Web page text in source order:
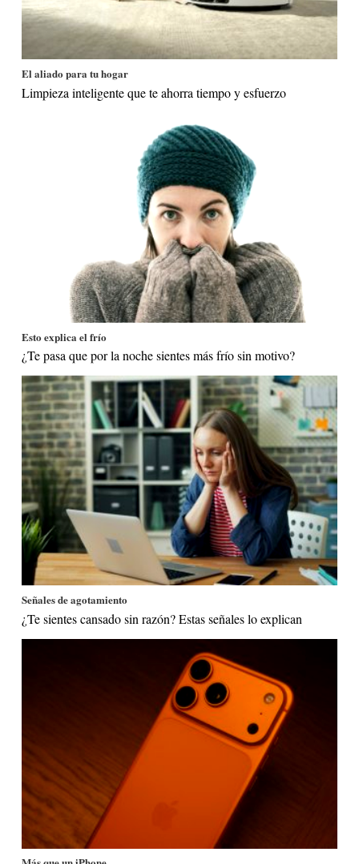
El aliado para tu hogar
Limpieza inteligente que te ahorra tiempo y esfuerzo
Esto explica el frío
¿Te pasa que por la noche sientes más frío sin motivo?
Señales de agotamiento
¿Te sientes cansado sin razón? Estas señales lo explican